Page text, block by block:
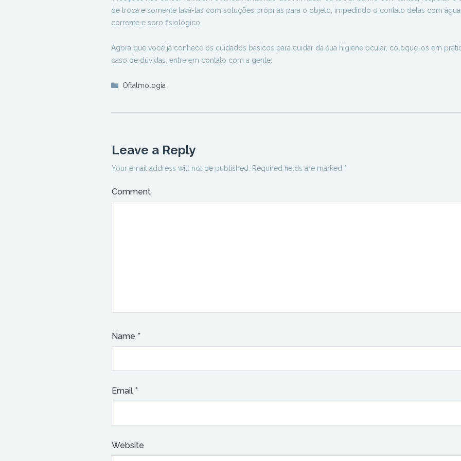
de troca e somente lavá-las com soluções próprias para o objeto, impedindo o contato delas com água
corrente e soro fisiológico.
Agora que você já conhece os cuidados básicos para cuidar da sua higiene ocular, coloque-os em
caso de dúvidas, entre em contato com a gente.
Oftalmologia
Leave a Reply
Your email address will not be published. Required fields are marked *
Comment
Name *
Email *
Website